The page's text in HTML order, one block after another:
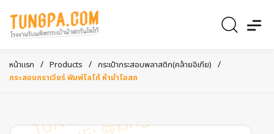
หน้าแรก / Products / กระเป๋ากระสอบพลาสติก(คล้ายอิเกีย) /
กระสอบกราเวียร์ พิมพ์โลโก้ ห้าม้าโอสถ